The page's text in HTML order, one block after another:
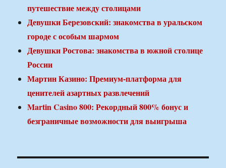
путешествие между столицами
Девушки Березовский: знакомства в уральском
городе с особым шармом
Девушки Ростова: знакомства в южной столице
России
Мартин Казино: Премиум-платформа для
ценителей азартных развлечений
Martin Casino 800: Рекордный 800% бонус и
безграничные возможности для выигрыша